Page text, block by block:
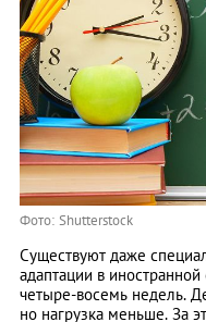
Фото: Shutterstock
Существуют даже
адаптации в
четыре-восемь недель.
но нагрузка меньше. За